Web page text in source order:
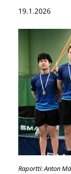
19.1.2026
Raportti: Anton